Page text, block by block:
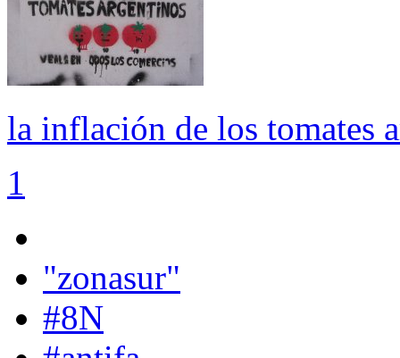
la inflación de los tomates
1
"zonasur"
#8N